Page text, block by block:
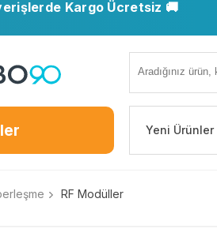
Kargo Ücretsiz 🚚
Yeni Ürünler
RF Modüller